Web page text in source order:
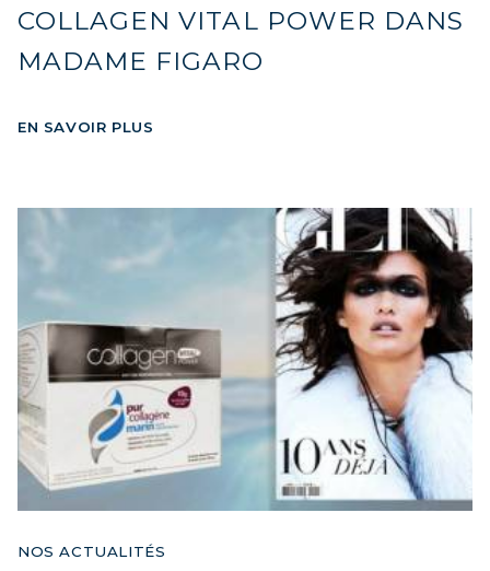
COLLAGEN VITAL POWER DANS
MADAME FIGARO
EN SAVOIR PLUS
NOS ACTUALITÉS